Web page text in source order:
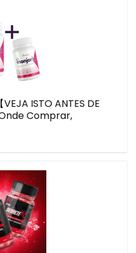
ISTO ANTES DE
Comprar,